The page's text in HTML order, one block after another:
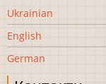
Ukrainian
English
German